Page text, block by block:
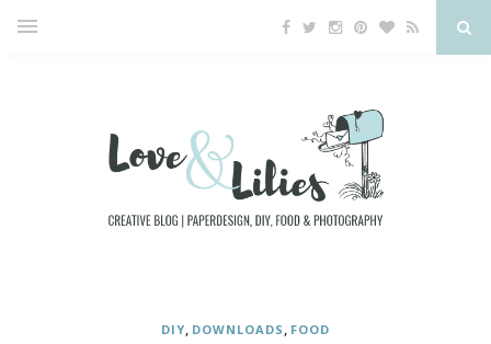
DIY, DOWNLOADS , FOOD